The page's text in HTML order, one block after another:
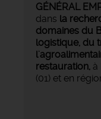
GÉNÉRAL
dans la
domaines du
logistique, du
restauration, à
(01) et en